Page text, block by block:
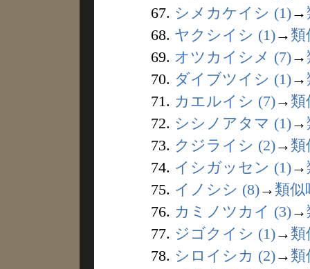
67. シメカケイシ (1)→
68. ヤクシイシ (1)→ 類
69. オツカイシメ (7)→
70. ダイブツイシ (1)→
71. カエルイシ (7)→ 類
72. シシノアタマ (1)→
73. クジライシ (2)→ 類
74. イシガッセン (1)→
75. イノシシ (8)→ 類似
76. カミノツカイ (3)→
77. ジゴクイシ (1)→ 類
78. シロイシカ (2)→ 類